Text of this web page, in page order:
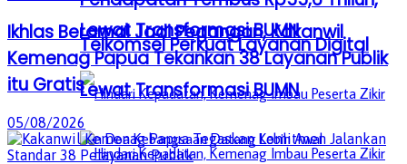
Lewat Transformasi BUMN
Telkomsel Perkuat Layanan Digital
Lewat Transformasi BUMN
Ikhlas Beramal Jadi Pegangan, Kakanwil
Kemenag Papua Tekankan 38 Layanan Publik
itu Gratis
05/08/2026